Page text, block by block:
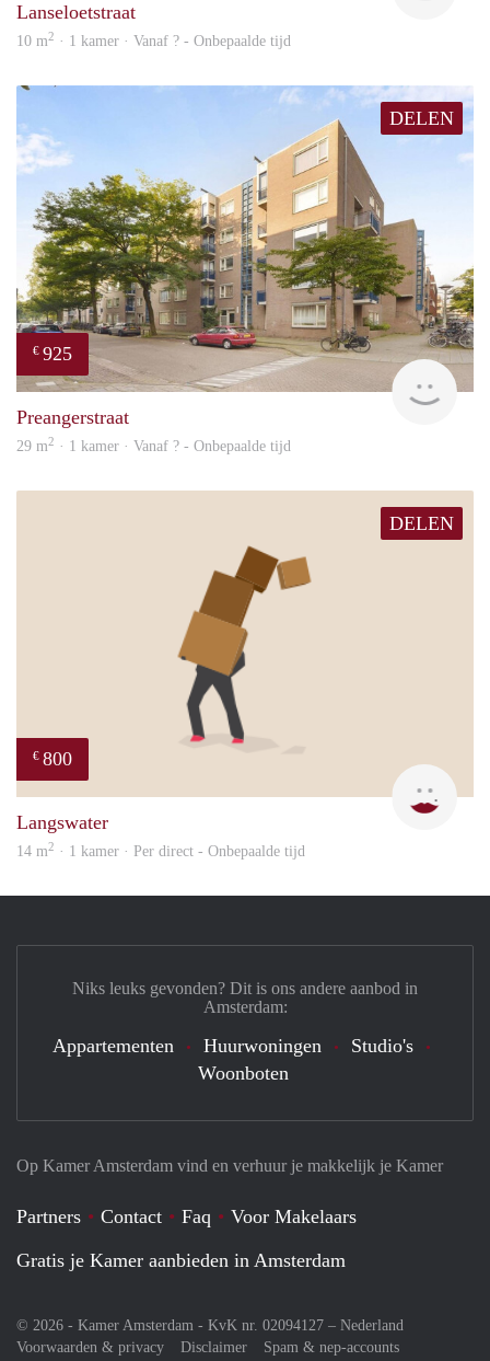
Lanseloetstraat
10 m2 · 1 kamer · Vanaf ? - Onbepaalde tijd
DELEN
€ 925
Preangerstraat
29 m2 · 1 kamer · Vanaf ? - Onbepaalde tijd
DELEN
€ 800
Langswater
14 m2 · 1 kamer · Per direct - Onbepaalde tijd
Op Kamer Amsterdam vind en verhuur je makkelijk je Kamer
Partners Contact Faq
Voor Makelaars
Gratis je Kamer aanbieden in Amsterdam
© 2026 - Kamer Amsterdam - KvK nr. 02094127 – Nederland
Voorwaarden & privacy
Disclaimer Spam & nep-accounts
Niks leuks gevonden? Dit is ons andere aanbod in
Amsterdam:
Appartementen Huurwoningen
Studio's
Woonboten